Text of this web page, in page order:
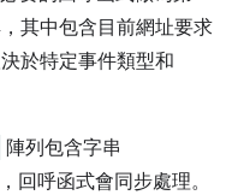
其中包含目前網址要求
於特定事件類型和
陣列包含字串
回呼函式會同步處理。